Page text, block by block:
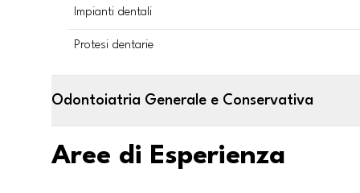
Impianti dentali
Protesi dentarie
Odontoiatria Generale e Conservativa
Aree di Esperienza